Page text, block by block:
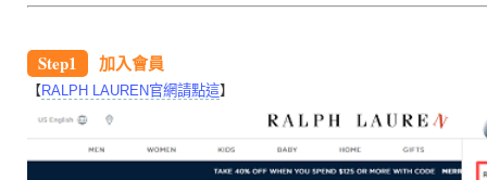
Step1 加入會員
【RALPH LAUREN官網請點這】